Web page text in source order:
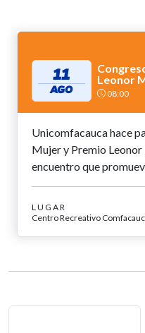
11
AGO
Leonor
08:00
Unicomfacauca hace
Mujer y Premio
encuentro que
LUGAR
Centro Recreativo